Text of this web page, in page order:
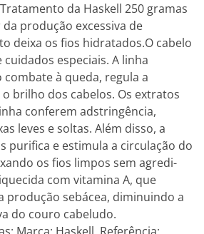
da Haskell 250 gramas
produção excessiva de
deixa os fios hidratados.O cabelo
especiais. A linha
combate à queda, regula a
brilho dos cabelos. Os extratos
conferem adstringência,
leves e soltas. Além disso, a
purifica e estimula a circulação do
os fios limpos sem agredi-
com vitamina A, que
produção sebácea, diminuindo a
do couro cabeludo.